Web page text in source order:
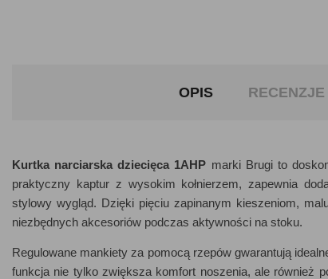
OPIS RECENZJE
Kurtka narciarska dziecięca 1AHP marki Brugi to
praktyczny kaptur z wysokim kołnierzem, zapewnia
stylowy wygląd. Dzięki pięciu zapinanym kieszeniom,
niezbędnych akcesoriów podczas aktywności na stoku.
Regulowane mankiety za pomocą rzepów gwarantują
funkcja nie tylko zwiększa komfort noszenia, ale również